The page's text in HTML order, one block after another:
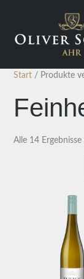
Start / Produkte
Alle 14